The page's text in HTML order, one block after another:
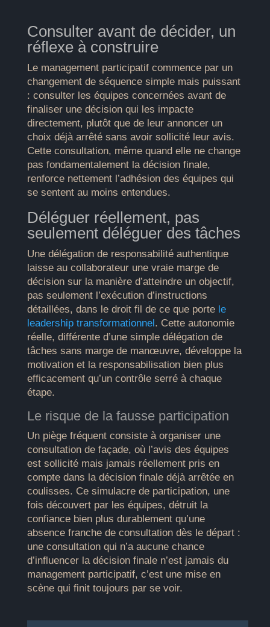
Consulter avant de décider, un
réflexe à construire
Le management participatif commence par un
changement de séquence simple mais puissant
: consulter les équipes concernées avant de
finaliser une décision qui les impacte
directement, plutôt que de leur annoncer un
choix déjà arrêté sans avoir sollicité leur avis.
Cette consultation, même quand elle ne change
pas fondamentalement la décision finale,
renforce nettement l’adhésion des équipes qui
se sentent au moins entendues.
Déléguer réellement, pas
seulement déléguer des tâches
Une délégation de responsabilité authentique
laisse au collaborateur une vraie marge de
décision sur la manière d’atteindre un objectif,
pas seulement l’exécution d’instructions
détaillées, dans le droit fil de ce que porte le
leadership transformationnel . Cette autonomie
réelle, différente d’une simple délégation de
tâches sans marge de manœuvre, développe la
motivation et la responsabilisation bien plus
efficacement qu’un contrôle serré à chaque
étape.
Le risque de la fausse participation
Un piège fréquent consiste à organiser une
consultation de façade, où l’avis des équipes
est sollicité mais jamais réellement pris en
compte dans la décision finale déjà arrêtée en
coulisses. Ce simulacre de participation, une
fois découvert par les équipes, détruit la
confiance bien plus durablement qu’une
absence franche de consultation dès le départ :
une consultation qui n’a aucune chance
d’influencer la décision finale n’est jamais du
management participatif, c’est une mise en
scène qui finit toujours par se voir.